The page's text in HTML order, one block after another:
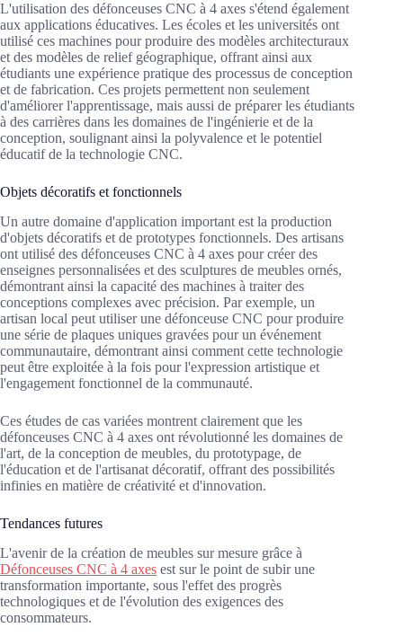
L'utilisation des défonceuses CNC à 4 axes s'étend également
aux applications éducatives. Les écoles et les universités ont
utilisé ces machines pour produire des modèles architecturaux
et des modèles de relief géographique, offrant ainsi aux
étudiants une expérience pratique des processus de conception
et de fabrication. Ces projets permettent non seulement
d'améliorer l'apprentissage, mais aussi de préparer les étudiants
à des carrières dans les domaines de l'ingénierie et de la
conception, soulignant ainsi la polyvalence et le potentiel
éducatif de la technologie CNC.
Objets décoratifs et fonctionnels
Un autre domaine d'application important est la production
d'objets décoratifs et de prototypes fonctionnels. Des artisans
ont utilisé des défonceuses CNC à 4 axes pour créer des
enseignes personnalisées et des sculptures de meubles ornés,
démontrant ainsi la capacité des machines à traiter des
conceptions complexes avec précision. Par exemple, un
artisan local peut utiliser une défonceuse CNC pour produire
une série de plaques uniques gravées pour un événement
communautaire, démontrant ainsi comment cette technologie
peut être exploitée à la fois pour l'expression artistique et
l'engagement fonctionnel de la communauté.
Ces études de cas variées montrent clairement que les
défonceuses CNC à 4 axes ont révolutionné les domaines de
l'art, de la conception de meubles, du prototypage, de
l'éducation et de l'artisanat décoratif, offrant des possibilités
infinies en matière de créativité et d'innovation.
Tendances futures
L'avenir de la création de meubles sur mesure grâce à
Défonceuses CNC à 4 axes est sur le point de subir une
transformation importante, sous l'effet des progrès
technologiques et de l'évolution des exigences des
consommateurs.